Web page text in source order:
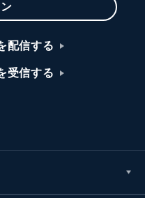
配信する
受信する